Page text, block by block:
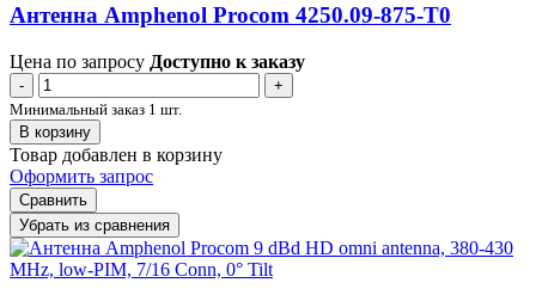
Антенна Amphenol Procom 4250.09-875-T0
Цена по запросу Доступно к заказу
-
+
Минимальный заказ 1 шт.
В корзину
Товар добавлен в корзину
Оформить запрос
Сравнить
Убрать из сравнения